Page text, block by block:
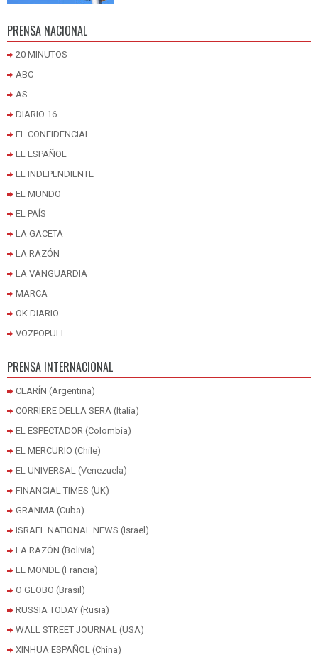
PRENSA NACIONAL
20 MINUTOS
ABC
AS
DIARIO 16
EL CONFIDENCIAL
EL ESPAÑOL
EL INDEPENDIENTE
EL MUNDO
EL PAÍS
LA GACETA
LA RAZÓN
LA VANGUARDIA
MARCA
OK DIARIO
VOZPOPULI
PRENSA INTERNACIONAL
CLARÍN (Argentina)
CORRIERE DELLA SERA (Italia)
EL ESPECTADOR (Colombia)
EL MERCURIO (Chile)
EL UNIVERSAL (Venezuela)
FINANCIAL TIMES (UK)
GRANMA (Cuba)
ISRAEL NATIONAL NEWS (Israel)
LA RAZÓN (Bolivia)
LE MONDE (Francia)
O GLOBO (Brasil)
RUSSIA TODAY (Rusia)
WALL STREET JOURNAL (USA)
XINHUA ESPAÑOL (China)